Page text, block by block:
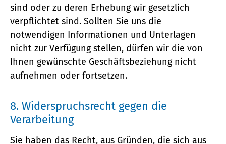
sind oder zu deren Erhebung wir gesetzlich
verpflichtet sind. Sollten Sie uns die
notwendigen Informationen und Unterlagen
nicht zur Verfügung stellen, dürfen wir die von
Ihnen gewünschte Geschäftsbeziehung nicht
aufnehmen oder fortsetzen.
8. Widerspruchsrecht gegen die
Verarbeitung
Sie haben das Recht, aus Gründen, die sich aus